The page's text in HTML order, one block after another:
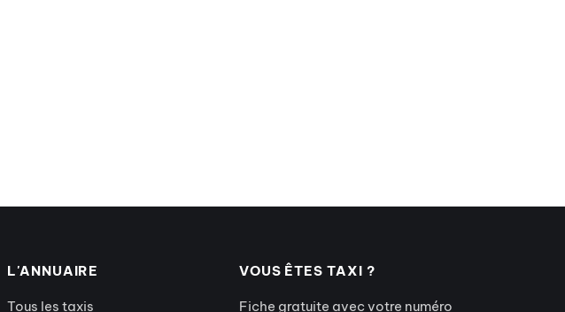
L'ANNUAIRE
Tous les taxis
VOUS ÊTES TAXI ?
Fiche gratuite avec votre numéro